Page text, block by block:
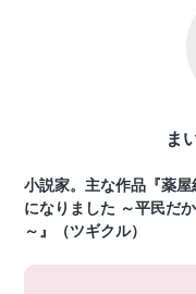
ま
小説家。主な作品『薬
になりました ～平民だ
～』（ツギクル）